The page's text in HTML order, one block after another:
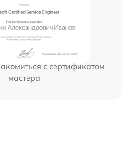
с сертификатом
мастера